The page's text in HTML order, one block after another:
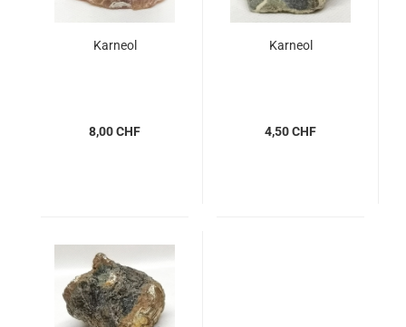
Karneol
8,00 CHF
Karneol
4,50 CHF